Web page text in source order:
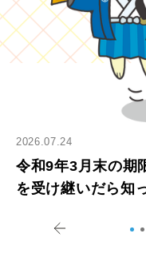
2026.07.24
令和9年3月末の期
を受け継いだら知